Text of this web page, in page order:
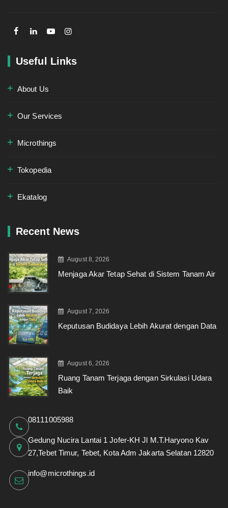
Useful Links
About Us
Our Services
Microthings
Tokopedia
Ekatalog
Recent News
August 8, 2026
Menjaga Akar Tetap Sehat di Sistem Tanam Air
August 7, 2026
Keputusan Budidaya Lebih Akurat dengan Data
August 6, 2026
Ruang Tanam Terjaga dengan Sirkulasi Udara
Baik
08111005988
Gedung Nucira Lantai 1 Jofer-KH Jl M.T.Haryono Kav
27,Tebet Timur, Tebet, Kota Adm Jakarta Selatan 12820
info@microthings.id